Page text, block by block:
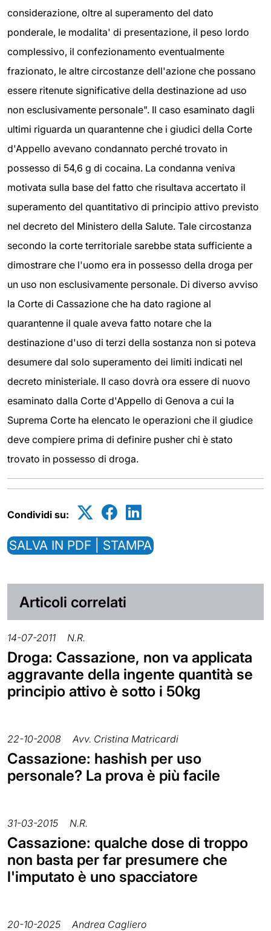
considerazione, oltre al superamento del dato
ponderale, le modalita' di presentazione, il peso lordo
complessivo, il confezionamento eventualmente
frazionato, le altre circostanze dell'azione che possano
essere ritenute significative della destinazione ad uso
non esclusivamente personale". Il caso esaminato dagli
ultimi riguarda un quarantenne che i giudici della Corte
d'Appello avevano condannato perché trovato in
possesso di 54,6 g di cocaina. La condanna veniva
motivata sulla base del fatto che risultava accertato il
superamento del quantitativo di principio attivo previsto
nel decreto del Ministero della Salute. Tale circostanza
secondo la corte territoriale sarebbe stata sufficiente a
dimostrare che l'uomo era in possesso della droga per
un uso non esclusivamente personale. Di diverso avviso
la Corte di Cassazione che ha dato ragione al
quarantenne il quale aveva fatto notare che la
destinazione d'uso di terzi della sostanza non si poteva
desumere dal solo superamento dei limiti indicati nel
decreto ministeriale. Il caso dovrà ora essere di nuovo
esaminato dalla Corte d'Appello di Genova a cui la
Suprema Corte ha elencato le operazioni che il giudice
deve compiere prima di definire pusher chi è stato
trovato in possesso di droga.
Condividi su:
SALVA IN PDF | STAMPA
Articoli correlati
14-07-2011 N.R.
Droga: Cassazione, non va applicata
aggravante della ingente quantità se
principio attivo è sotto i 50kg
22-10-2008 Avv. Cristina Matricardi
Cassazione: hashish per uso
personale? La prova è più facile
31-03-2015 N.R.
Cassazione: qualche dose di troppo
non basta per far presumere che
l'imputato è uno spacciatore
20-10-2025 Andrea Cagliero